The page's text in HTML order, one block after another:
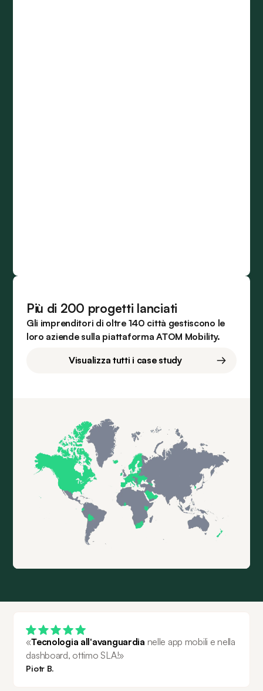
Più di 200 progetti lanciati
Gli imprenditori di oltre 140 città gestiscono le
loro aziende sulla piattaforma ATOM Mobility.
Visualizza tutti i case study
«Tecnologia all'avanguardia nelle app mobili e nella
dashboard, ottimo SLA!»
Piotr B.